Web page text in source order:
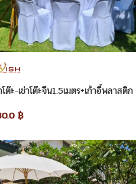
โต๊ะ-เช่าโต๊ะจีน1.5เมตร+เก้าอี้พลาสติก
฿